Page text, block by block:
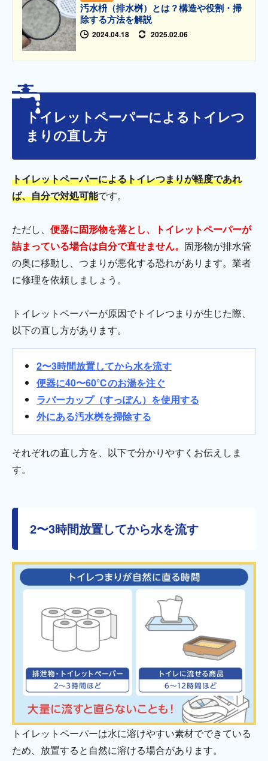
汚水枡（排水桝）とは？構造や役割・掃
除する方法を解説
2024.04.18 2025.02.06
トイレットペーパーによるトイレつ
まりの直し方
トイレットペーパーによるトイレつまりが軽度であれ
ば、自分で対処可能です。
ただし、 便器に固形物を落とし、トイレットペーパーが
詰まっている場合は自分で直せません。 固形物が排水管
の奥に移動し、つまりが悪化する恐れがあります。業者
に修理を依頼しましょう。
トイレットペーパーが原因でトイレつまりが生じた際、
以下の直し方があります。
2〜3時間放置してから水を流す
便器に40〜60℃のお湯を注ぐ
ラバーカップ（すっぽん）を使用する
外にある汚水桝を掃除する
それぞれの直し方を、以下で分かりやすくお伝えしま
す。
2〜3時間放置してから水を流す
トイレットペーパーは水に溶けやすい素材でできている
ため、放置すると自然に溶ける場合があります。